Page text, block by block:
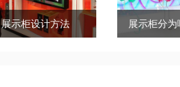
展示柜设计方法 展示柜分为